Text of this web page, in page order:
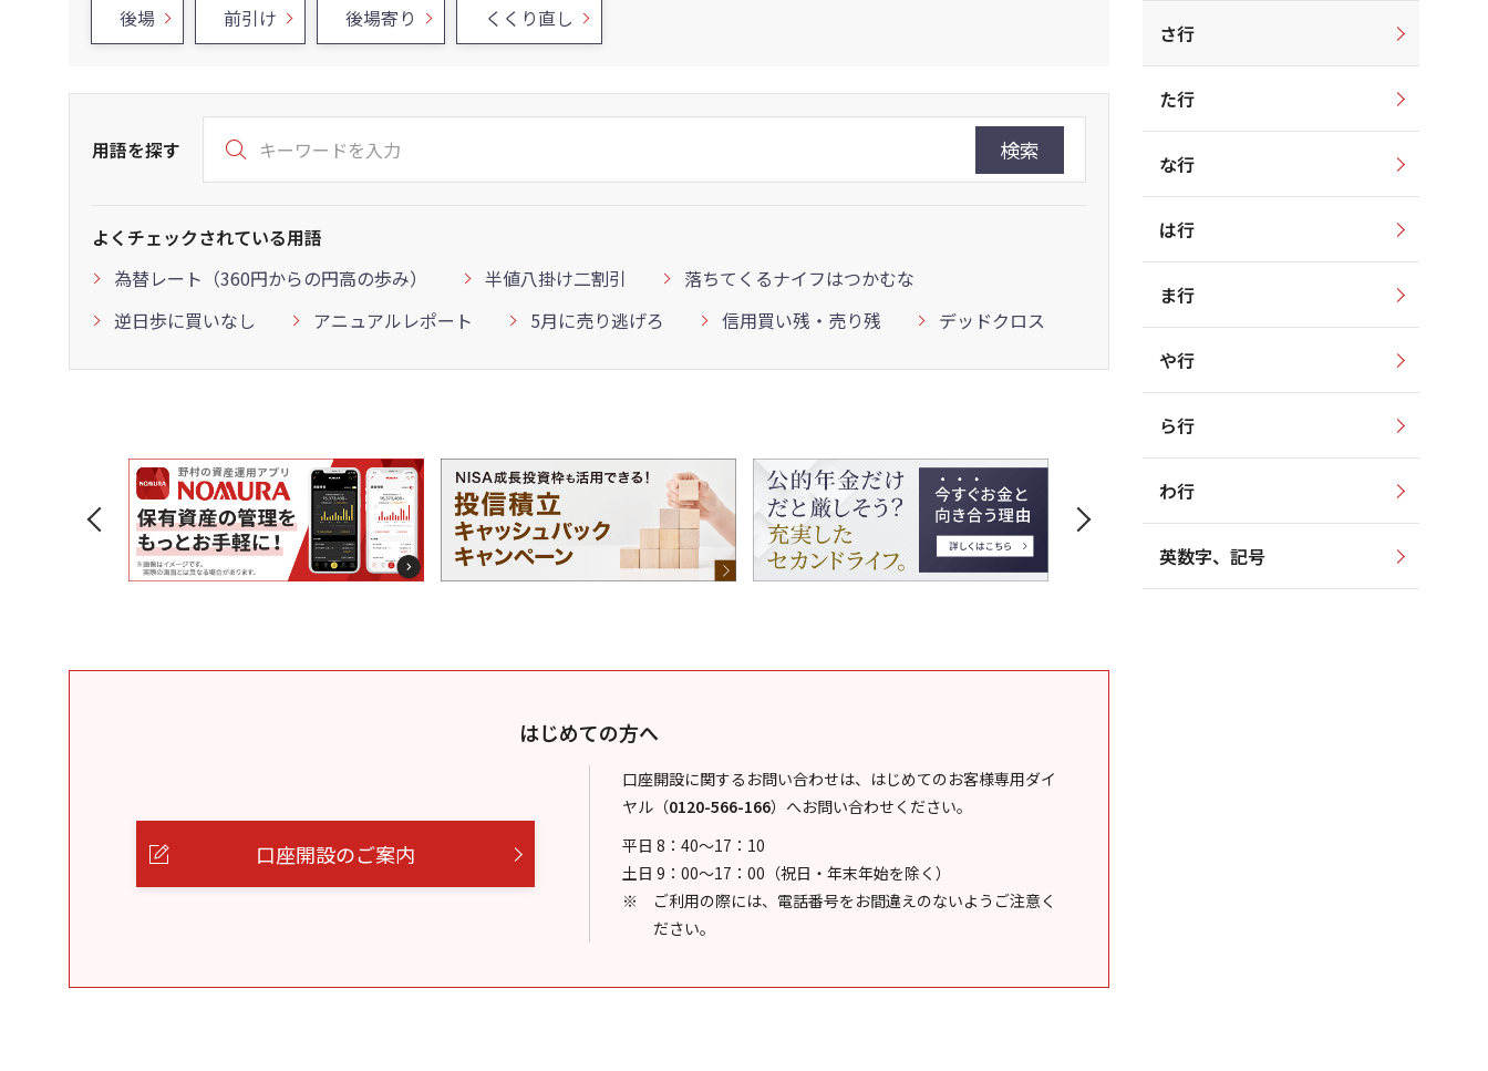
後場 前引け 後場寄り くくり直し
用語を探す 検索
よくチェックされている用語
為替レート（360円からの円高の歩み）
半値八掛け二割引
落ちてくるナイフはつかむな
逆日歩に買いなし
アニュアルレポート 5月に売り逃げろ 信用買い残・売り残 デッドクロス
はじめての方へ
口座開設のご案内
口座開設に関するお問い合わせは、はじめてのお客様専用ダイ
ヤル （0120-566-166） へお問い合わせください。
平日 8：40～17：10
土日 9：00～17：00（祝日・年末年始を除く）
ご利用の際には、電話番号をお間違えのないようご注意く
ださい。
さ行
た行
な行
は行
ま行
や行
ら行
わ行
英数字、記号